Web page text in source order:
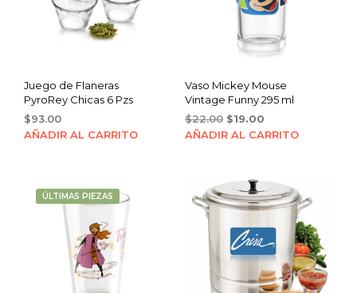
Juego de Flaneras
PyroRey Chicas 6 Pzs
$93.00
AÑADIR AL CARRITO
Vaso Mickey Mouse
Vintage Funny 295 ml
$22.00 Original
price
$19.00Current
price
AÑADIR AL CARRITO
ÚLTIMAS PIEZAS